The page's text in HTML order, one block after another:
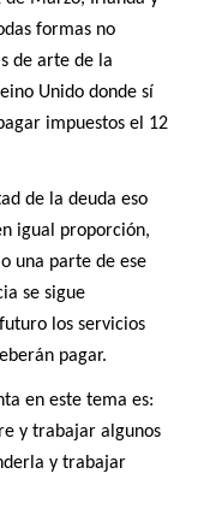
formas no
de arte de la
Unido donde sí
impuestos el 12
de la deuda eso
igual proporción,
una parte de ese
se sigue
los servicios
pagar.
en este tema es:
y trabajar algunos
y trabajar